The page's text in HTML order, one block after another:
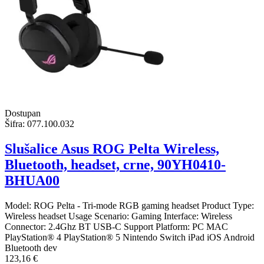
Dostupan
Šifra: 077.100.032
Slušalice Asus ROG Pelta Wireless,
Bluetooth, headset, crne, 90YH0410-
BHUA00
Model: ROG Pelta - Tri-mode RGB gaming headset Product Type:
Wireless headset Usage Scenario: Gaming Interface: Wireless
Connector: 2.4Ghz BT USB-C Support Platform: PC MAC
PlayStation® 4 PlayStation® 5 Nintendo Switch iPad iOS Android
Bluetooth dev
123,16 €